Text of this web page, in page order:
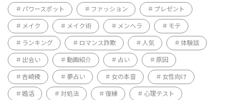
パワースポット ファッション プレゼント
メイク メイク術 メンヘラ モテ
ランキング ロマンス詐欺 人気 体験談
出会い 動画紹介 占い 原因
吉崎綾 夢占い 女の本音 女性向け
婚活 対処法 復縁 心理テスト